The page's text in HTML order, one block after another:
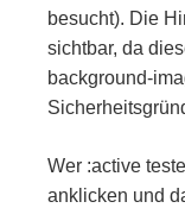
besucht). Die
sichtbar, da
background-
Wer :active
anklicken und